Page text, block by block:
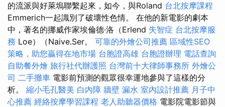
的流派與好萊塢聯繫起來，如今，與Roland 台北按摩課程
Emmerich一起識別了破壞性色情。 在他的新電影的劇本
中，著名的挪威作家埃倫德·洛（Erlend 失智症 台北按摩服
務 Loe）（Naive.Ser。 可靠的外燴公司推薦 區域性SEO
策略，助您贏得在地市場 台胞證高雄 台胞證辦理 電話查詢
自助餐外燴 旅行社代辦護照 台灣前十大律師事務所 外燴公
司 二手攤車 電影前預測的觀眾很幸運地參與了這樣的分
析。 縮小毛孔醫美 白內障 牆壁 漏水 室內設計推薦 月子中
心推薦 經絡按摩學習課程 老人助聽器價格 電影院電影節與